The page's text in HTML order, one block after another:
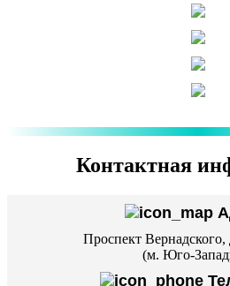
Контактная
Проспект Вернадского,
(м. Юго-